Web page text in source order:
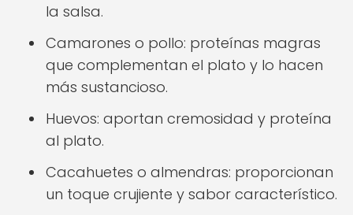
la salsa.
Camarones o pollo: proteínas magras
que complementan el plato y lo hacen
más sustancioso.
Huevos: aportan cremosidad y proteína
al plato.
Cacahuetes o almendras: proporcionan
un toque crujiente y sabor característico.